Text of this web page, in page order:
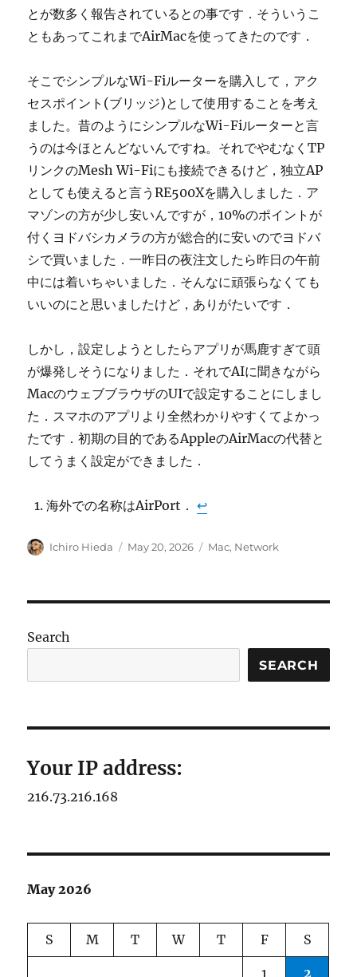
とが数多く報告されているとの事です．そういうこ
ともあってこれまでAirMacを使ってきたのです．
そこでシンプルなWi-Fiルーターを購入して，アク
セスポイント(ブリッジ)として使用することを考え
ました。昔のようにシンプルなWi-Fiルーターと言
うのは今ほとんどないんですね。それでやむなくTP
リンクのMesh Wi-Fiにも接続できるけど，独立AP
としても使えると言うRE500Xを購入しました．ア
マゾンの方が少し安いんですが，10%のポイントが
付くヨドバシカメラの方が総合的に安いのでヨドバ
シで買いました．一昨日の夜注文したら昨日の午前
中には着いちゃいました．そんなに頑張らなくても
いいのにと思いましたけど，ありがたいです．
しかし，設定しようとしたらアプリが馬鹿すぎて頭
が爆発しそうになりました．それでAIに聞きながら
MacのウェブブラウザのUIで設定することにしまし
た．スマホのアプリより全然わかりやすくてよかっ
たです．初期の目的であるAppleのAirMacの代替と
してうまく設定ができました．
海外での名称はAirPort．↩︎
Author
Ichiro Hieda
Posted
May 20, 2026 Categories
Mac, Network
Search
SEARCH
Your IP address:
216.73.216.168
May 2026
S M T W T F S
1 2